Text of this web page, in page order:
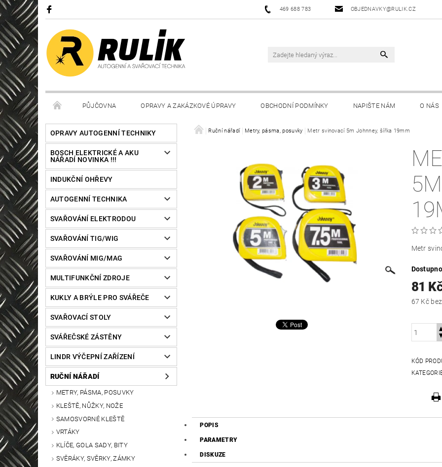
469 688 783 OBJEDNAVKY@RULIK.CZ
PŮJČOVNA OPRAVY A ZAKÁZKOVÉ ÚPRAVY OBCHODNÍ PODMÍNKY NAPIŠTE NÁM O NÁS
OPRAVY AUTOGENNÍ TECHNIKY
BOSCH ELEKTRICKÉ A AKU
NÁŘADÍ NOVINKA !!!
INDUKČNÍ OHŘEVY
AUTOGENNÍ TECHNIKA
SVAŘOVÁNÍ ELEKTRODOU
SVAŘOVÁNÍ TIG/WIG
SVAŘOVÁNÍ MIG/MAG
MULTIFUNKČNÍ ZDROJE
KUKLY A BRÝLE PRO SVÁŘEČE
SVAŘOVACÍ STOLY
SVÁŘEČSKÉ ZÁSTĚNY
LINDR VÝČEPNÍ ZAŘÍZENÍ
RUČNÍ NÁŘADÍ
METRY, PÁSMA, POSUVKY
KLEŠTĚ, NŮŽKY, NOŽE
SAMOSVORNÉ KLEŠTĚ
VRTÁKY
KLÍČE, GOLA SADY, BITY
SVĚRÁKY, SVĚRKY, ZÁMKY
Ruční nářadí Metry, pásma, posuvky Metr svinovací 5m Johnney, šířka 19mm
Metr
81
67
KÓD
POPIS
PARAMETRY
DISKUZE